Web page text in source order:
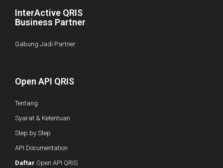
InterActive QRIS
Business Partner
Gabung Jadi Partner
Open API QRIS
Tentang
Syarat & Ketentuan
Step by Step
API Documentation
Daftar Open API QRIS